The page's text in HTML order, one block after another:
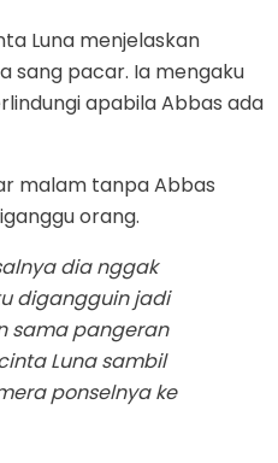
Luna menjelaskan
sang pacar. Ia mengaku
apabila Abbas ada
malam tanpa Abbas
orang.
dia nggak
digangguin jadi
sama pangeran
Luna sambil
ponselnya ke